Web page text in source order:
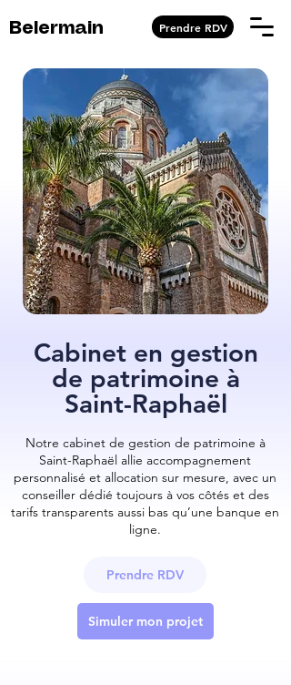
Belermain Prendre RDV
Cabinet en gestion
de patrimoine à
Saint-Raphaël
Notre cabinet de gestion de patrimoine à
Saint-Raphaël allie accompagnement
personnalisé et allocation sur mesure, avec un
conseiller dédié toujours à vos côtés et des
tarifs transparents aussi bas qu’une banque en
ligne.
Prendre RDV
Simuler mon projet